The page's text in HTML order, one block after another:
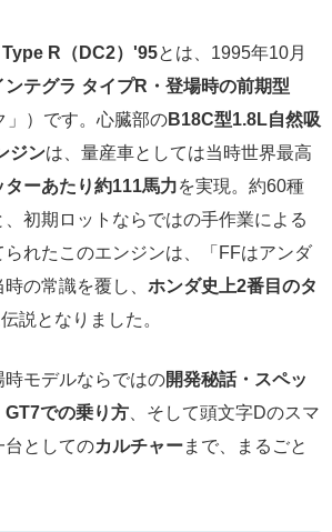
R（DC2）'95とは、1995年10月
ンテグラ タイプR・登場時の前期型
」）です。心臓部のB18C型1.8L自然吸
ジンは、量産車としては当時世界最高
ターあたり約111馬力を実現。約60種
初期ロットならではの手作業による
られたこのエンジンは、「FFはアンダ
の常識を覆し、 ホンダ史上2番目のタ
説となりました。
時モデルならではの開発秘話・スペッ
GT7での乗り方 、そして頭文字Dのスマ
台としてのカルチャーまで、まるごと